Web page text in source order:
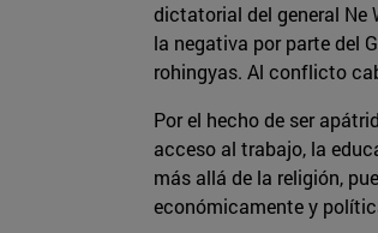
dictatorial del general Ne
la negativa por parte del
rohingyas. Al conflicto
Por el hecho de ser
acceso al trabajo, la
más allá de la religión,
económicamente y